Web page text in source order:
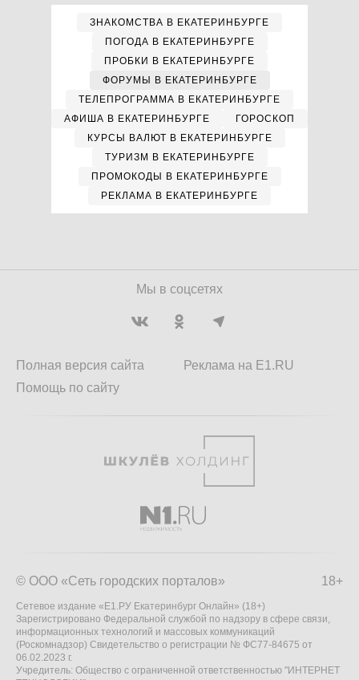
ЗНАКОМСТВА В ЕКАТЕРИНБУРГЕ
ПОГОДА В ЕКАТЕРИНБУРГЕ
ПРОБКИ В ЕКАТЕРИНБУРГЕ
ФОРУМЫ В ЕКАТЕРИНБУРГЕ
ТЕЛЕПРОГРАММА В ЕКАТЕРИНБУРГЕ
АФИША В ЕКАТЕРИНБУРГЕ
ГОРОСКОП
КУРСЫ ВАЛЮТ В ЕКАТЕРИНБУРГЕ
ТУРИЗМ В ЕКАТЕРИНБУРГЕ
ПРОМОКОДЫ В ЕКАТЕРИНБУРГЕ
РЕКЛАМА В ЕКАТЕРИНБУРГЕ
Мы в соцсетях
Полная версия сайта
Помощь по сайту
Реклама на E1.RU
18+
© ООО «Сеть городских порталов»
Сетевое издание «Е1.РУ Екатеринбург Онлайн» (18+)
Зарегистрировано Федеральной службой по надзору в сфере связи,
информационных технологий и массовых коммуникаций
(Роскомнадзор) Свидетельство о регистрации № ФС77-84675 от
06.02.2023 г.
Учредитель: Общество с ограниченной ответственностью "ИНТЕРНЕТ